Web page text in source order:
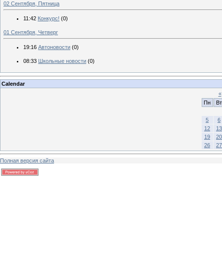
02 Сентября, Пятница
11:42 Конкурс! (0)
01 Сентября, Четверг
19:16 Автоновости (0)
08:33 Школьные новости (0)
Calendar
«
Пн
Вт
5
6
12
13
19
20
26
27
Полная версия сайта